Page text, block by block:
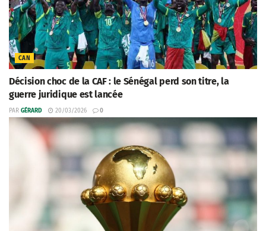
CAN
Décision choc de la CAF : le Sénégal perd son titre, la
guerre juridique est lancée
PAR GÉRARD 20/03/2026 0